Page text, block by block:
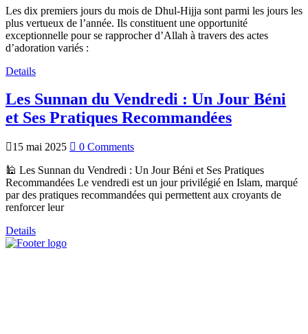
Les dix premiers jours du mois de Dhul-Hijja sont parmi les jours les
plus vertueux de l’année. Ils constituent une opportunité
exceptionnelle pour se rapprocher d’Allah à travers des actes
d’adoration variés :
Details
Les Sunnan du Vendredi : Un Jour Béni
et Ses Pratiques Recommandées
15 mai 2025
0 Comments
🕌 Les Sunnan du Vendredi : Un Jour Béni et Ses Pratiques
Recommandées Le vendredi est un jour privilégié en Islam, marqué
par des pratiques recommandées qui permettent aux croyants de
renforcer leur
Details